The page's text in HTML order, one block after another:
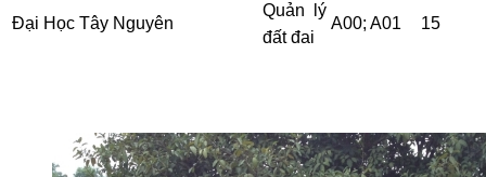
Đại Học Tây Nguyên
Quản lý
đất đai
A00; A01 15